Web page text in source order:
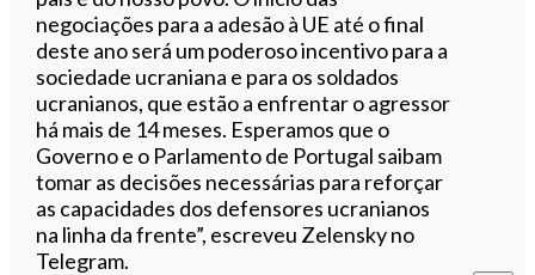
negociações para a adesão à UE até o final
deste ano será um poderoso incentivo para a
sociedade ucraniana e para os soldados
ucranianos, que estão a enfrentar o agressor
há mais de 14 meses. Esperamos que o
Governo e o Parlamento de Portugal saibam
tomar as decisões necessárias para reforçar
as capacidades dos defensores ucranianos
na linha da frente”, escreveu Zelensky no
Telegram.